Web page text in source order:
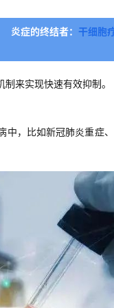
炎症的终结者： 干细胞
来实现快速有效抑制。
，比如新冠肺炎重症